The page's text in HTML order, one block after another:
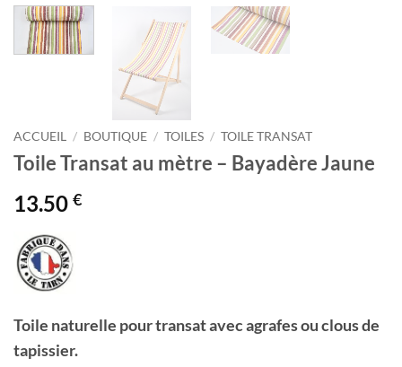
ACCUEIL / BOUTIQUE / TOILES / TOILE TRANSAT
Toile Transat au mètre – Bayadère Jaune
13.50 €
Toile naturelle pour transat avec agrafes ou clous de
tapissier.